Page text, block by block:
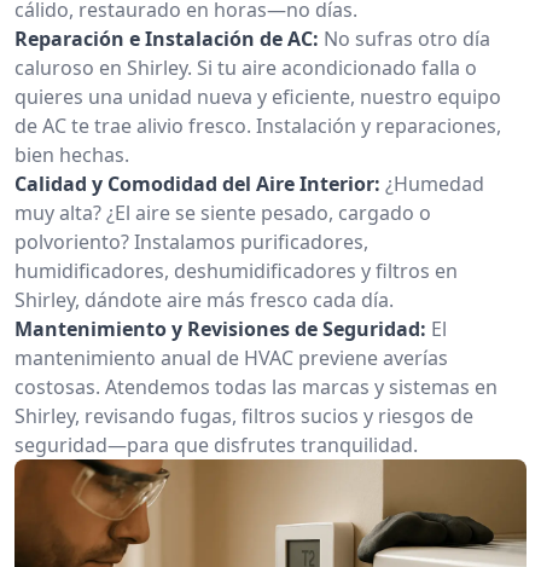
cálido, restaurado en horas—no días.
Reparación e Instalación de AC: No sufras otro día
caluroso en Shirley. Si tu aire acondicionado falla o
quieres una unidad nueva y eficiente, nuestro equipo
de AC te trae alivio fresco. Instalación y reparaciones,
bien hechas.
Calidad y Comodidad del Aire Interior: ¿Humedad
muy alta? ¿El aire se siente pesado, cargado o
polvoriento? Instalamos purificadores,
humidificadores, deshumidificadores y filtros en
Shirley, dándote aire más fresco cada día.
Mantenimiento y Revisiones de Seguridad: El
mantenimiento anual de HVAC previene averías
costosas. Atendemos todas las marcas y sistemas en
Shirley, revisando fugas, filtros sucios y riesgos de
seguridad—para que disfrutes tranquilidad.